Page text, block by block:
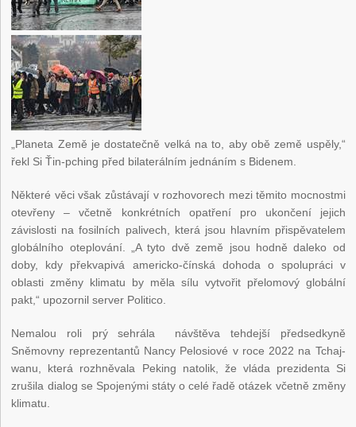
„Planeta Země je dostatečně velká na to, aby obě země uspěly,“
řekl Si Ťin-pching před bilaterálním jednáním s Bidenem.
Některé věci však zůstávají v rozhovorech mezi těmito mocnostmi
otevřeny – včetně konkrétních opatření pro ukončení jejich
závislosti na fosilních palivech, která jsou hlavním přispěvatelem
globálního oteplování. „A tyto dvě země jsou hodně daleko od
doby, kdy překvapivá americko-čínská dohoda o spolupráci v
oblasti změny klimatu by měla sílu vytvořit přelomový globální
pakt,“ upozornil server Politico.
Nemalou roli prý sehrála návštěva tehdejší předsedkyně
Sněmovny reprezentantů Nancy Pelosiové v roce 2022 na Tchaj-
wanu, která rozhněvala Peking natolik, že vláda prezidenta Si
zrušila dialog se Spojenými státy o celé řadě otázek včetně změny
klimatu.